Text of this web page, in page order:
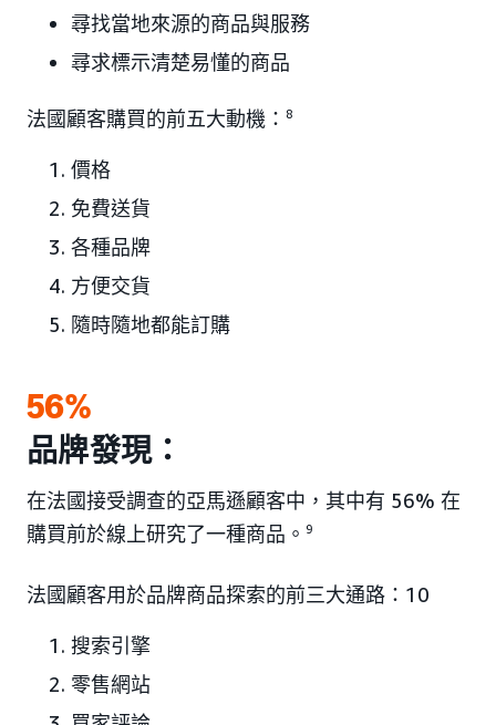
尋找當地來源的商品與服務
尋求標示清楚易懂的商品
法國顧客購買的前五大動機： 8
價格
免費送貨
各種品牌
方便交貨
隨時隨地都能訂購
56%
品牌發現：
在法國接受調查的亞馬遜顧客中，其中有 56% 在
購買前於線上研究了一種商品。 9
法國顧客用於品牌商品探索的前三大通路：10
搜索引擎
零售網站